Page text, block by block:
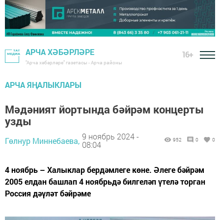
АРЧА ХӘБӘРЛӘРЕ
"Арча хәбәрләре" газетасы - Арча районы
16+
АРЧА ЯҢАЛЫКЛАРЫ
Мәдәният йортында бәйрәм концерты
узды
Гөлнур Миннебаева, 9 ноябрь 2024 -
08:04
952 0 0
4 ноябрь – Халыклар бердәмлеге көне. Әлеге бәйрәм
2005 елдан башлап 4 ноябрьдә билгеләп үтелә торган
Россия дәүләт бәйрәме